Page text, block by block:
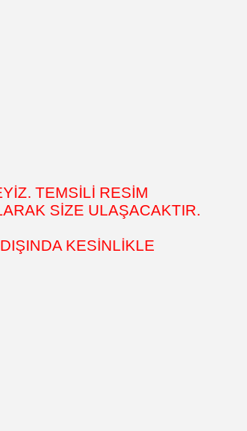
TEMSİLİ RESİM
SİZE ULAŞACAKTIR.
KESİNLİKLE